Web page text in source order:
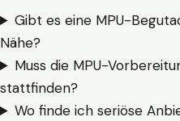
Gibt es eine MPU-
Nähe?
Muss die MPU-
stattfinden?
Wo finde ich seriöse